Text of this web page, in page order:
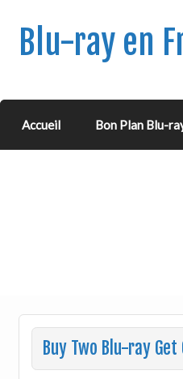
Blu-ray en
Accueil Bon Plan Blu-
Buy Two Blu-ray